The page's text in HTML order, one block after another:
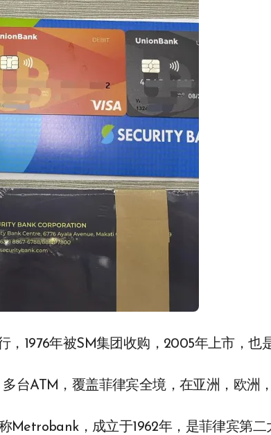
，1976年被SM集团收购，2005年上市，也
台ATM，覆盖菲律宾全境，在亚洲，欧洲
，成立于1962年，是菲律宾第二